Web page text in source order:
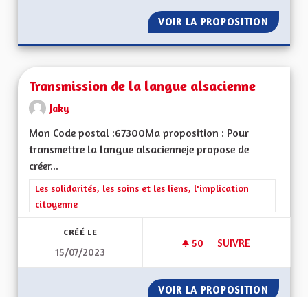
VOIR LA PROPOSITION
Transmission de la langue alsacienne
Jaky
Mon Code postal :67300Ma proposition : Pour
transmettre la langue alsacienneje propose de
créer...
Filtrer les résultats de la catégorie : Les solidarités, les soins
Les solidarités, les soins et les liens, l'implication
citoyenne
CRÉÉ LE
15/07/2023
50 50 ABONNÉS
SUIVRE
VOIR LA PROPOSITION